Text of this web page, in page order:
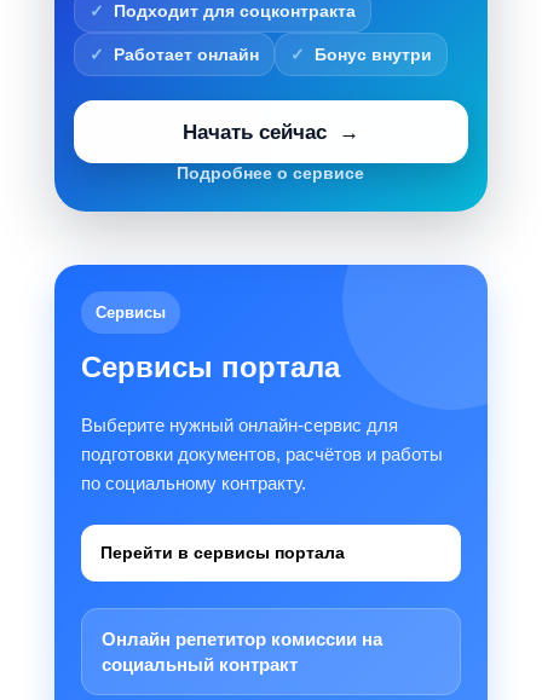
Подходит для соцконтракта
Работает онлайн Бонус внутри
Начать сейчас
Подробнее о сервисе
Сервисы
Сервисы портала
Выберите нужный онлайн-сервис для
подготовки документов, расчётов и работы
по социальному контракту.
Перейти в сервисы портала
Онлайн репетитор комиссии на
социальный контракт